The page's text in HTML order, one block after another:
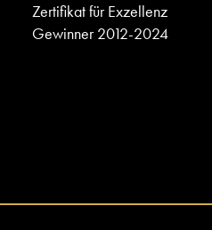
Zertifikat für Exzellenz
Gewinner 2012-2024